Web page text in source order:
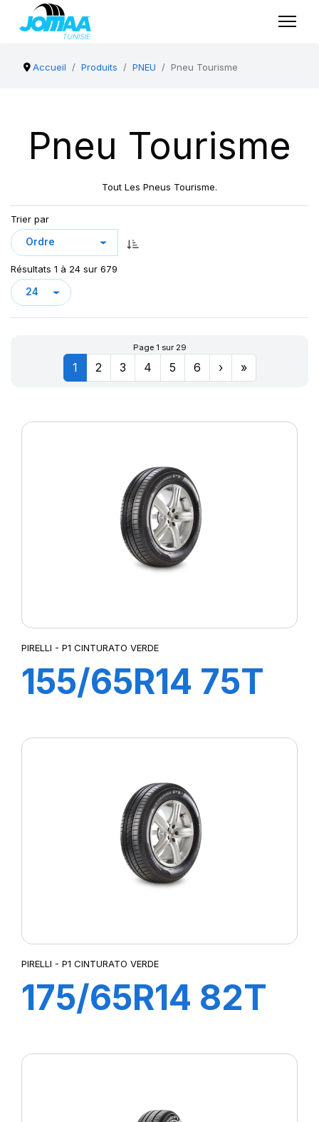
Accueil Produits PNEU Pneu Tourisme
Pneu Tourisme
Tout Les Pneus Tourisme.
Trier par
Résultats 1 à 24 sur 679
Page 1 sur 29
1 2 3 4 5 6 › »
PIRELLI - P1 CINTURATO VERDE
155/65R14 75T
PIRELLI - P1 CINTURATO VERDE
175/65R14 82T